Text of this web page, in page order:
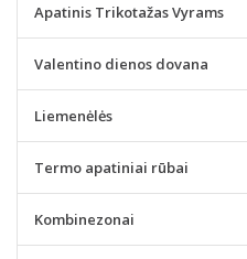
Apatinis Trikotažas Vyrams
Valentino dienos dovana
Liemenėlės
Termo apatiniai rūbai
Kombinezonai